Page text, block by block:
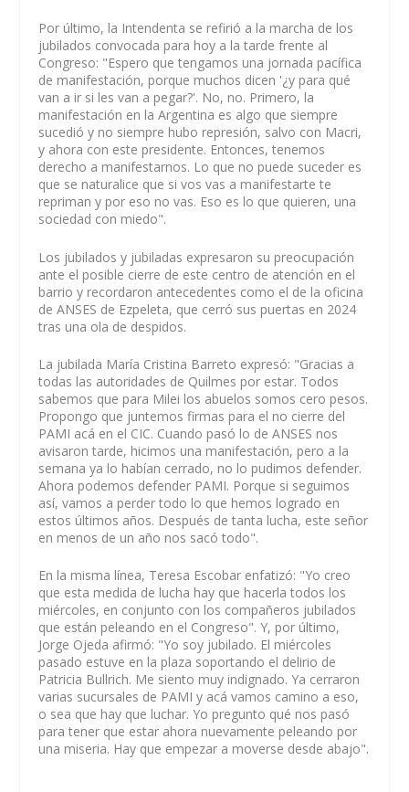
Por último, la Intendenta se refirió a la marcha de los
jubilados convocada para hoy a la tarde frente al
Congreso: "Espero que tengamos una jornada pacífica
de manifestación, porque muchos dicen '¿y para qué
van a ir si les van a pegar?'. No, no. Primero, la
manifestación en la Argentina es algo que siempre
sucedió y no siempre hubo represión, salvo con Macri,
y ahora con este presidente. Entonces, tenemos
derecho a manifestarnos. Lo que no puede suceder es
que se naturalice que si vos vas a manifestarte te
repriman y por eso no vas. Eso es lo que quieren, una
sociedad con miedo".
Los jubilados y jubiladas expresaron su preocupación
ante el posible cierre de este centro de atención en el
barrio y recordaron antecedentes como el de la oficina
de ANSES de Ezpeleta, que cerró sus puertas en 2024
tras una ola de despidos.
La jubilada María Cristina Barreto expresó: "Gracias a
todas las autoridades de Quilmes por estar. Todos
sabemos que para Milei los abuelos somos cero pesos.
Propongo que juntemos firmas para el no cierre del
PAMI acá en el CIC. Cuando pasó lo de ANSES nos
avisaron tarde, hicimos una manifestación, pero a la
semana ya lo habían cerrado, no lo pudimos defender.
Ahora podemos defender PAMI. Porque si seguimos
así, vamos a perder todo lo que hemos logrado en
estos últimos años. Después de tanta lucha, este señor
en menos de un año nos sacó todo".
En la misma línea, Teresa Escobar enfatizó: "Yo creo
que esta medida de lucha hay que hacerla todos los
miércoles, en conjunto con los compañeros jubilados
que están peleando en el Congreso". Y, por último,
Jorge Ojeda afirmó: "Yo soy jubilado. El miércoles
pasado estuve en la plaza soportando el delirio de
Patricia Bullrich. Me siento muy indignado. Ya cerraron
varias sucursales de PAMI y acá vamos camino a eso,
o sea que hay que luchar. Yo pregunto qué nos pasó
para tener que estar ahora nuevamente peleando por
una miseria. Hay que empezar a moverse desde abajo".